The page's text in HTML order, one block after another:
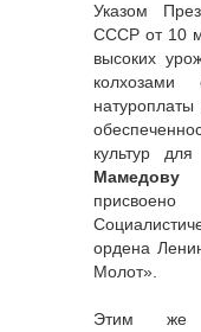
Указом
СССР от 10
высоких
колхозами
культур
ордена
Молот».
Этим же